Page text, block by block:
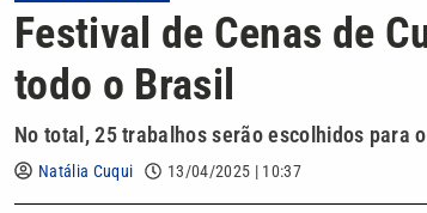
Festival de Cenas de
todo o Brasil
No total, 25 trabalhos serão escolhidos para
Natália Cuqui 13/04/2025 | 10:37